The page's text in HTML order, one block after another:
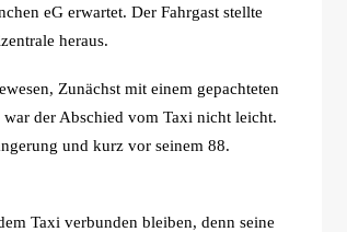
eG erwartet. Der Fahrgast stellte
heraus.
Zunächst mit einem gepachteten
der Abschied vom Taxi nicht leicht.
und kurz vor seinem 88.
Taxi verbunden bleiben, denn seine